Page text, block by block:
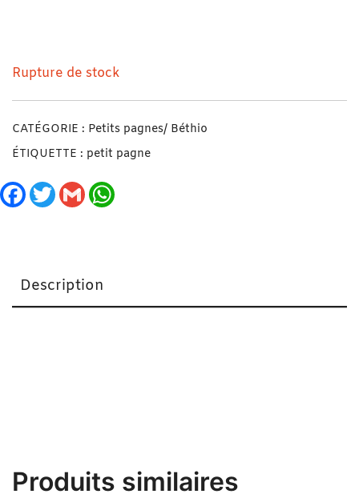
Rupture de stock
CATÉGORIE : Petits pagnes/ Béthio
ÉTIQUETTE : petit pagne
Facebook
TwitterGmail
Description
Produits similaires